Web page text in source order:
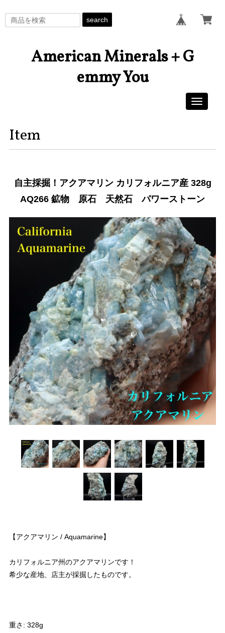
search
American Minerals + G
emmy You
Toggle
Item
自主採掘！アクアマリン カリフォルニア産 328g
AQ266 鉱物 原石 天然石 パワーストーン
【アクアマリン / Aquamarine】
カリフォルニア州のアクアマリンです！
希少な産地、店主が採掘したものです。
重さ: 328g